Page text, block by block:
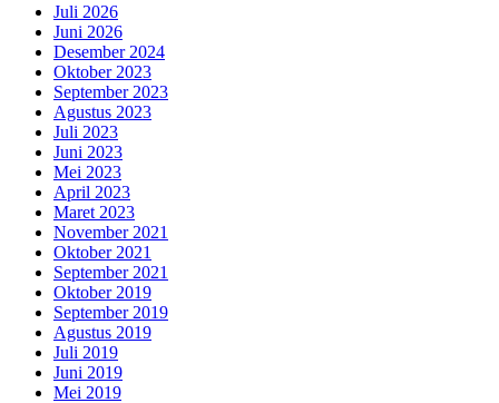
Juli 2026
Juni 2026
Desember 2024
Oktober 2023
September 2023
Agustus 2023
Juli 2023
Juni 2023
Mei 2023
April 2023
Maret 2023
November 2021
Oktober 2021
September 2021
Oktober 2019
September 2019
Agustus 2019
Juli 2019
Juni 2019
Mei 2019